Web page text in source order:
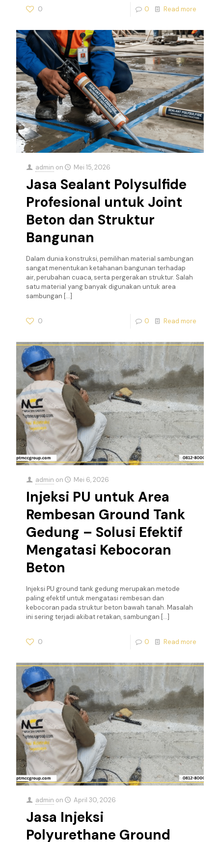
0 0 Read more
admin on Mei 15, 2026
Jasa Sealant Polysulfide
Profesional untuk Joint
Beton dan Struktur
Bangunan
Dalam dunia konstruksi, pemilihan material sambungan
sangat menentukan ketahanan bangunan terhadap
air, perubahan cuaca, serta pergerakan struktur. Salah
satu material yang banyak digunakan untuk area
sambungan […]
0 0 Read more
admin on Mei 6, 2026
Injeksi PU untuk Area
Rembesan Ground Tank
Gedung – Solusi Efektif
Mengatasi Kebocoran
Beton
Injeksi PU ground tank gedung merupakan metode
paling efektif untuk mengatasi rembesan dan
kebocoran pada struktur beton bawah tanah. Masalah
ini sering terjadi akibat retakan, sambungan […]
0 0 Read more
admin on April 30, 2026
Jasa Injeksi
Polyurethane Ground